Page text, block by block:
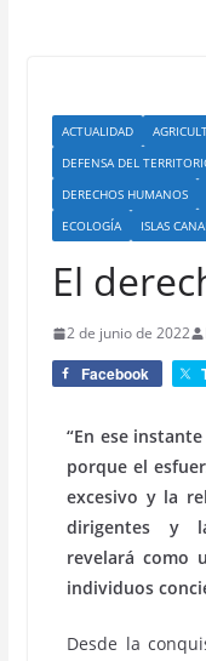
ACTUALIDAD
DEFENSA DEL
DERECHOS HUMANOS
ECOLOGÍA
ISLAS
El
2 de junio de 2022
Facebook
“En ese
porque el
excesivo y la
dirigentes y
revelará como
individuos
Desde la